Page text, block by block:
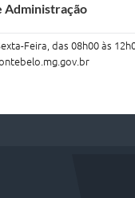
Administração
Feira, das 08h00 às